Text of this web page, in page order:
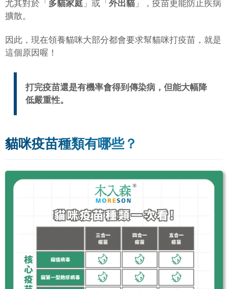
尤其對於「 多貓家庭 」或「 外出貓 」，疫苗更能防止疾病
擴散。
因此，現在領養貓咪大部分都會要求幫貓咪打疫苗，就是
這個原因喔！
打完疫苗還是有機率會得到傳染病，但能大幅降
低嚴重性。
貓咪疫苗種類有哪些？